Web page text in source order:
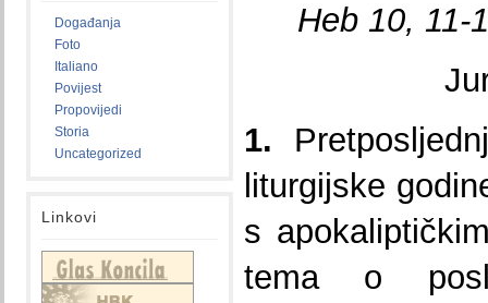
Događanja
Foto
Italiano
Povijest
Propovijedi
Storia
Uncategorized
Linkovi
Heb 10, 11-
1.
liturgijske
s
tema o